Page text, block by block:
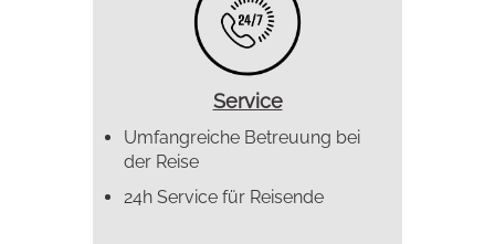
Service
Umfangreiche Betreuung bei
der Reise
24h Service für Reisende